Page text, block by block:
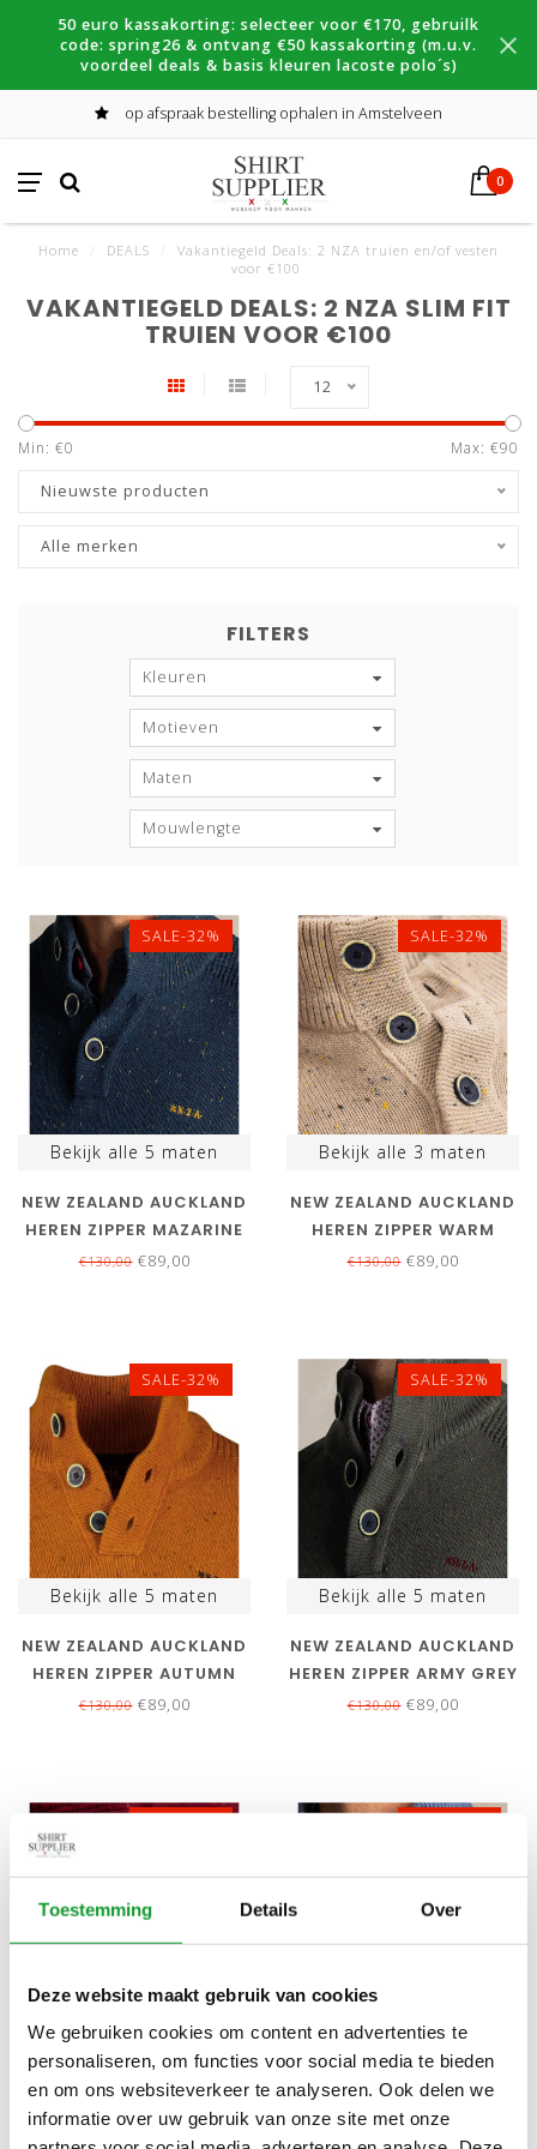
Toestemming Details Over
Deze website maakt gebruik van cookies
We gebruiken cookies om content en advertenties te
personaliseren, om functies voor social media te bieden
en om ons websiteverkeer te analyseren. Ook delen we
informatie over uw gebruik van onze site met onze
50 euro kassakorting: selecteer voor €170, gebruilk
code: spring26 & ontvang €50 kassakorting (m.u.v.
voordeel deals & basis kleuren lacoste polo´s)
op afspraak bestelling ophalen in Amstelveen
0
Home DEALS
Vakantiegeld Deals: 2 NZA truien en/of vesten
voor €100
VAKANTIEGELD DEALS: 2 NZA SLIM FIT
TRUIEN VOOR €100
12
Min: €0 Max: €90
Nieuwste producten
Alle merken
FILTERS
Kleuren
Motieven
Maten
Mouwlengte
SALE-32%
Bekijk alle 5 maten
NEW ZEALAND AUCKLAND
HEREN ZIPPER MAZARINE
BLUE PETROL BLAUW
€130,00€89,00
SALE-32%
Bekijk alle 3 maten
NEW ZEALAND AUCKLAND
HEREN ZIPPER WARM
BEIGE MELANGE BEIGE
€130,00€89,00
SALE-32%
Bekijk alle 5 maten
NEW ZEALAND AUCKLAND
HEREN ZIPPER AUTUMN
ORANGE ORANJE
€130,00€89,00
SALE-32%
Bekijk alle 5 maten
NEW ZEALAND AUCKLAND
HEREN ZIPPER ARMY GREY
MELANGE OLIJFGROEN
€130,00€89,00
Bekijk alle 4maten
NEW ZEALAND AUCKLAND
HEREN ZIPPER CHERRY
RED MELANGE BORDEAUX
Bekijk alle5maten
NEW ZEALAND AUCKLAND
HEREN ZIPPER SOFT BLUE
BLAUW MELANGE MET